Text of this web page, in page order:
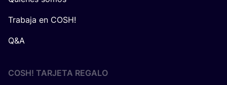
Trabaja en COSH!
Q&A
COSH! TARJETA REGALO